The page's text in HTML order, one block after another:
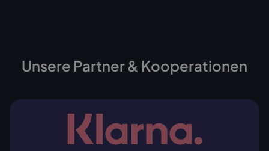
Unsere Partner & Kooperationen